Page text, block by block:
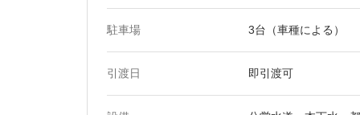
駐車場 3台（車種による）
引渡日 即引渡可